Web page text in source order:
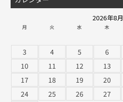
2026年8月
月 火 水 木
3
4 5 6
10
11 12 13
17
18 19 20
24
25 26 27